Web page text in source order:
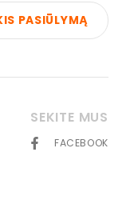
PASIŪLYMĄ
SEKITE MUS
FACEBOOK